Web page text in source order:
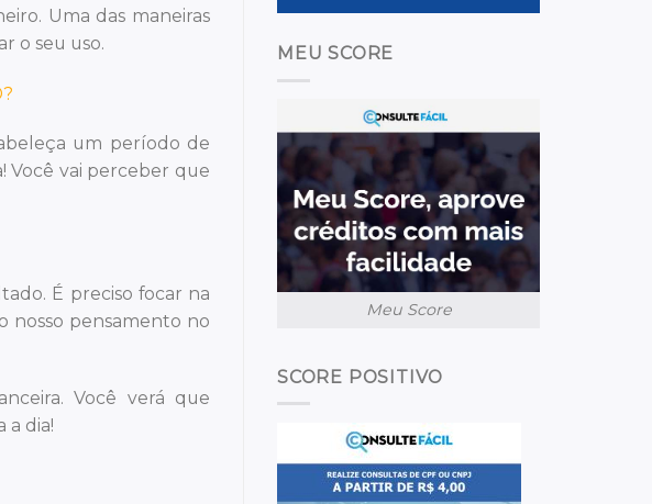
Uma das maneiras
o seu uso.
um período de
Você vai perceber que
É preciso focar na
nosso pensamento no
Você verá que
a dia!
MEU SCORE
Meu Score
SCORE POSITIVO